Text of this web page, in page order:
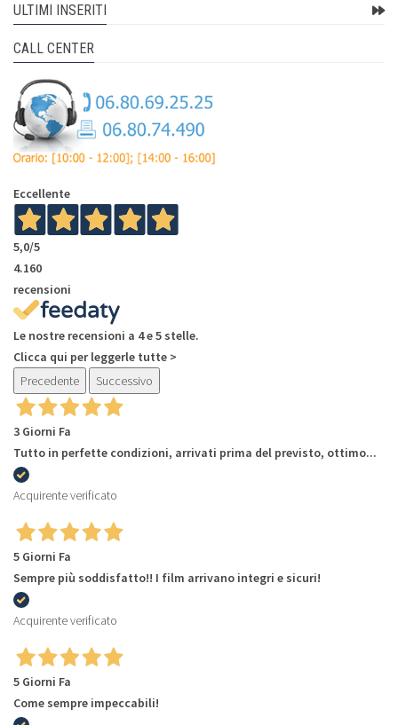
ULTIMI INSERITI
CALL CENTER
Eccellente
5,0/5
4.160
recensioni
Le nostre recensioni a 4 e 5 stelle.
Clicca qui per leggerle tutte >
Precedente
Successivo
3 Giorni Fa
Tutto in perfette condizioni, arrivati prima del previsto, ottimo...
Acquirente verificato
5 Giorni Fa
Sempre più soddisfatto!! I film arrivano integri e sicuri!
Acquirente verificato
5 Giorni Fa
Come sempre impeccabili!